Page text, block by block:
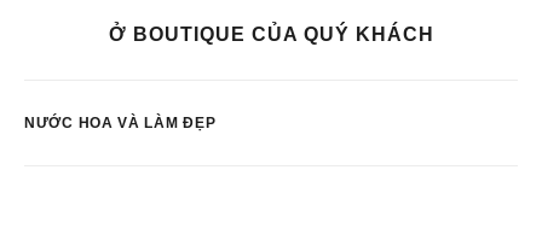
Ở BOUTIQUE CỦA QUÝ KHÁCH
NƯỚC HOA VÀ LÀM ĐẸP